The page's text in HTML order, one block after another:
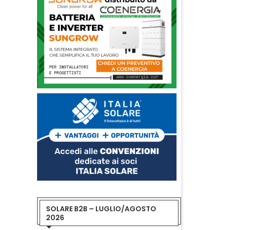
SOLARE B2B – LUGLIO/AGOSTO
2026